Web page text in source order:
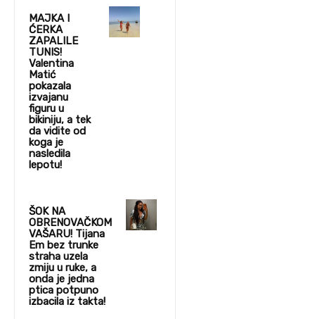
MAJKA I
ĆERKA
ZAPALILE
TUNIS!
Valentina
Matić
pokazala
izvajanu
figuru u
bikiniju, a tek
da vidite od
koga je
nasledila
lepotu!
ŠOK NA
OBRENOVAČKOM
VAŠARU! Tijana
Em bez trunke
straha uzela
zmiju u ruke, a
onda je jedna
ptica potpuno
izbacila iz takta!